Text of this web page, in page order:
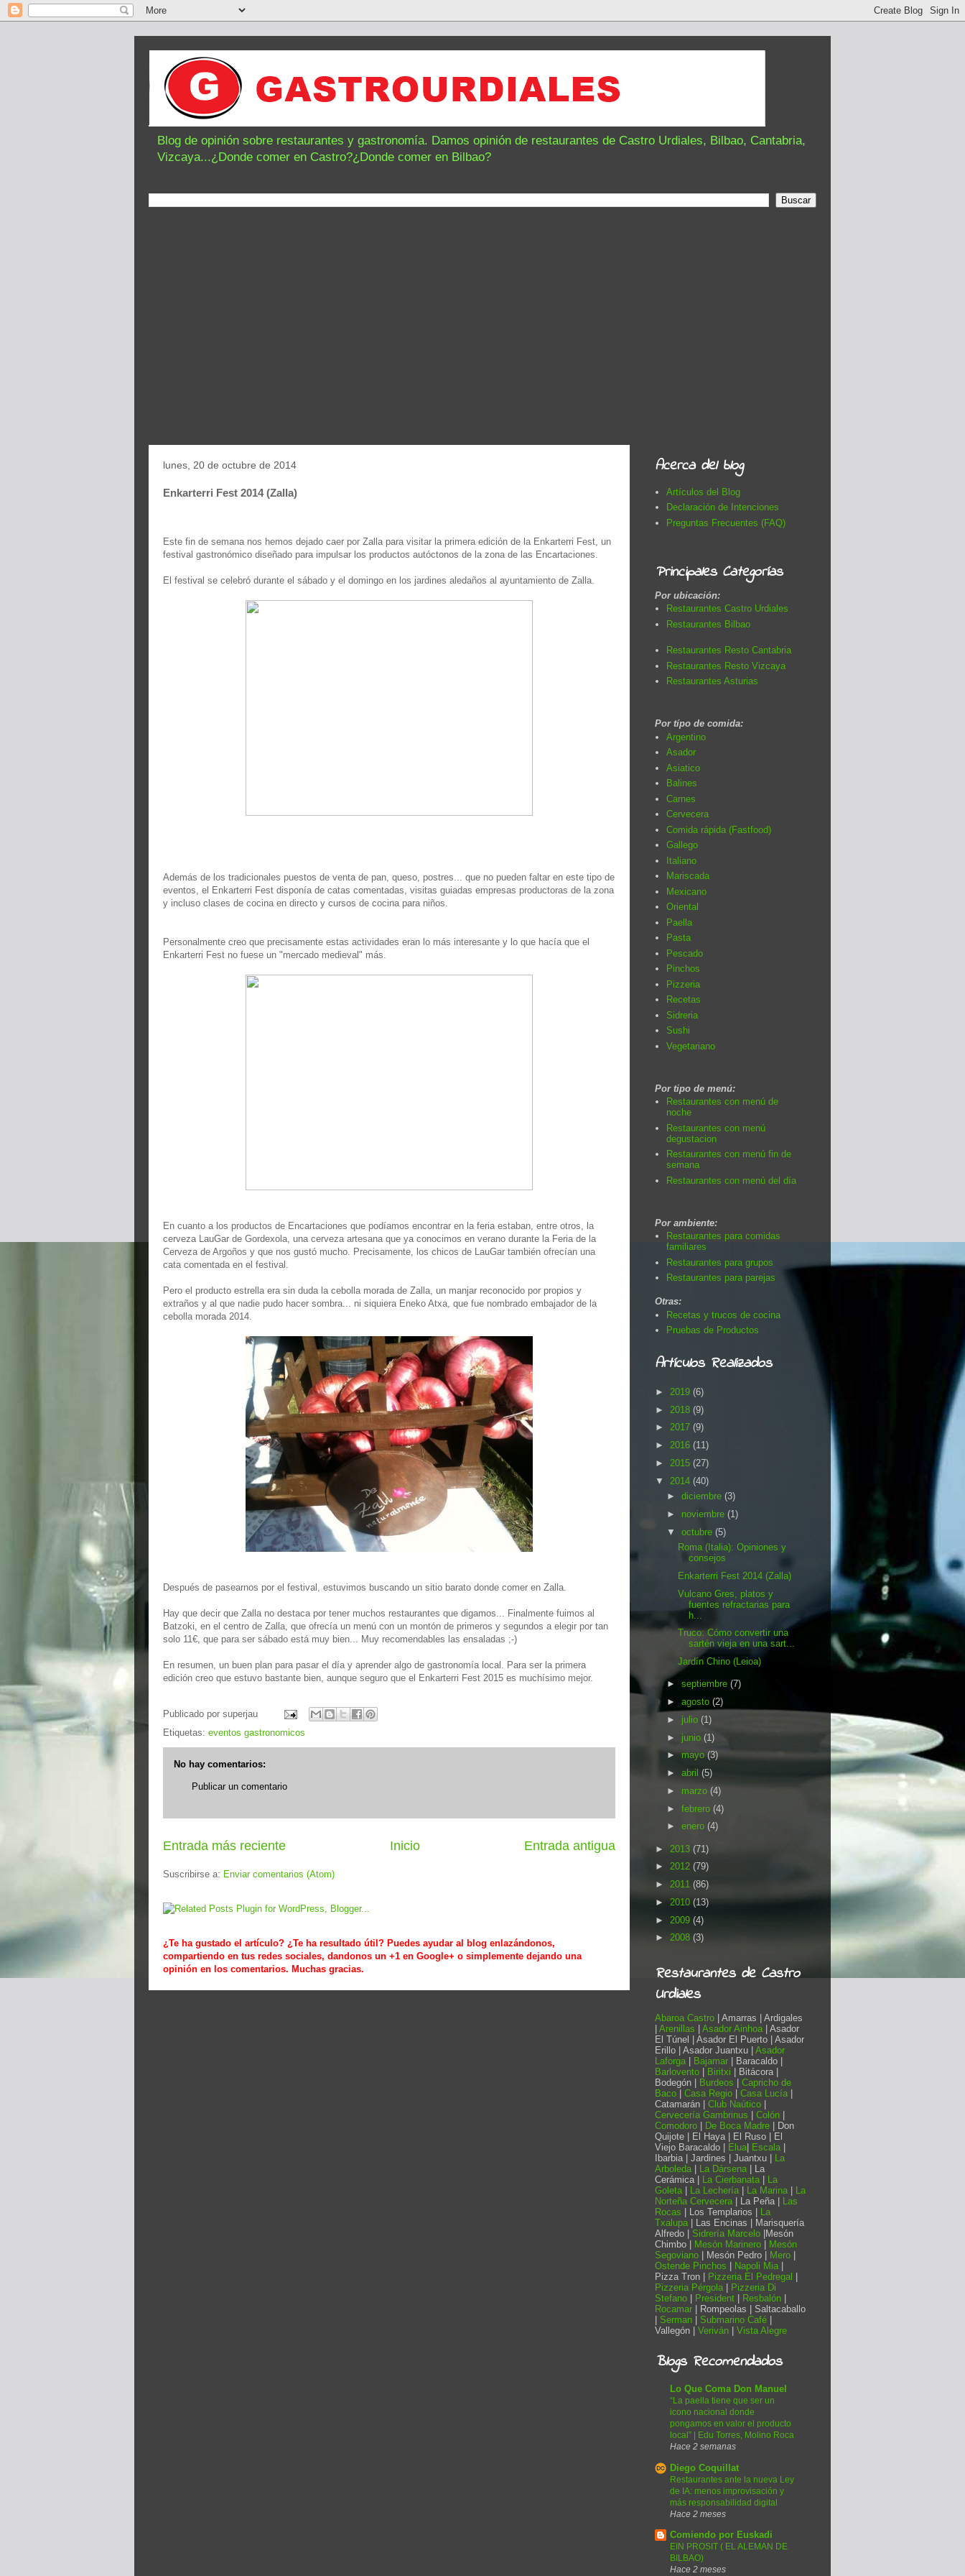
Blog de opinión sobre restaurantes y gastronomía. Damos opinión de restaurantes de Castro Urdiales, Bilbao, Cantabria,
Vizcaya...¿Donde comer en Castro?¿Donde comer en Bilbao?
lunes, 20 de octubre de 2014
Enkarterri Fest 2014 (Zalla)
Este fin de semana nos hemos dejado caer por Zalla para visitar la primera edición de la Enkarterri Fest, un
festival gastronómico diseñado para impulsar los productos autóctonos de la zona de las Encartaciones.
El festival se celebró durante el sábado y el domingo en los jardines aledaños al ayuntamiento de Zalla.
Además de los tradicionales puestos de venta de pan, queso, postres... que no pueden faltar en este tipo de
eventos, el Enkarterri Fest disponía de catas comentadas, visitas guiadas empresas productoras de la zona
y incluso clases de cocina en directo y cursos de cocina para niños.
Personalmente creo que precisamente estas actividades eran lo más interesante y lo que hacía que el
Enkarterri Fest no fuese un "mercado medieval" más.
En cuanto a los productos de Encartaciones que podíamos encontrar en la feria estaban, entre otros, la
cerveza LauGar de Gordexola, una cerveza artesana que ya conocimos en verano durante la Feria de la
Cerveza de Argoños y que nos gustó mucho. Precisamente, los chicos de LauGar también ofrecían una
cata comentada en el festival.
Pero el producto estrella era sin duda la cebolla morada de Zalla, un manjar reconocido por propios y
extraños y al que nadie pudo hacer sombra... ni siquiera Eneko Atxa, que fue nombrado embajador de la
cebolla morada 2014.
Después de pasearnos por el festival, estuvimos buscando un sitio barato donde comer en Zalla.
Hay que decir que Zalla no destaca por tener muchos restaurantes que digamos... Finalmente fuimos al
Batzoki, en el centro de Zalla, que ofrecía un menú con un montón de primeros y segundos a elegir por tan
solo 11€, que para ser sábado está muy bien... Muy recomendables las ensaladas ;-)
En resumen, un buen plan para pasar el día y aprender algo de gastronomía local. Para ser la primera
edición creo que estuvo bastante bien, aunque seguro que el Enkarterri Fest 2015 es muchísimo mejor.
Publicado por superjau
Etiquetas: eventos gastronomicos
No hay comentarios:
Publicar un comentario
Entrada más reciente Entrada antigua
Inicio
Suscribirse a: Enviar comentarios (Atom)
¿Te ha gustado el artículo? ¿Te ha resultado útil? Puedes ayudar al blog enlazándonos,
compartiendo en tus redes sociales, dandonos un +1 en Google+ o simplemente dejando una
opinión en los comentarios. Muchas gracias.
Acerca del blog
Artículos del Blog
Declaración de Intenciones
Preguntas Frecuentes (FAQ)
Principales Categorías
Por ubicación:
Restaurantes Castro Urdiales
Restaurantes Bilbao
Restaurantes Resto Cantabria
Restaurantes Resto Vizcaya
Restaurantes Asturias
Por típo de comida:
Argentino
Asador
Asiatico
Balines
Carnes
Cervecera
Comida rápida (Fastfood)
Gallego
Italiano
Mariscada
Mexicano
Oriental
Paella
Pasta
Pescado
Pinchos
Pizzeria
Recetas
Sidreria
Sushi
Vegetariano
Por tipo de menú:
Restaurantes con menú de
noche
Restaurantes con menú
degustacion
Restaurantes con menú fin de
semana
Restaurantes con menú del día
Por ambiente:
Restaurantes para comidas
familiares
Restaurantes para grupos
Restaurantes para parejas
Otras:
Recetas y trucos de cocina
Pruebas de Productos
Artículos Realizados
► 2019 (6)
► 2018 (9)
► 2017 (9)
► 2016 (11)
► 2015 (27)
▼ 2014 (40)
► diciembre (3)
► noviembre (1)
▼ octubre (5)
Roma (Italia): Opiniones y
consejos
Enkarterri Fest 2014 (Zalla)
Vulcano Gres, platos y
fuentes refractarias para
h...
Truco: Cómo convertir una
sartén vieja en una sart...
Jardín Chino (Leioa)
► septiembre (7)
► agosto (2)
► julio (1)
► junio (1)
►mayo(3)
► abril (5)
► marzo (4)
► febrero (4)
► enero (4)
► 2013 (71)
► 2012 (79)
► 2011 (86)
► 2010 (13)
► 2009 (4)
► 2008 (3)
Restaurantes de Castro
Urdiales
Abaroa Castro | Amarras | Ardigales
Arenillas Asador Ainhoa | Asador
El Túnel | Asador El Puerto | Asador
Erillo | Asador Juantxu |
Asador
Laforga
Bajamar
| Baracaldo |
Barlovento
Biritxi
| Bitácora |
Bodegón |
Burdeos
Capricho de
Baco
Casa Regio Casa Lucía
Catamarán | Club Naútico
Cervecería Gambrinus
Colón
Comodoro
De Boca Madre | Don
Quijote | El Haya | El Ruso | El
Viejo Baracaldo |
Elua Escala
Ibarbia | Jardines | Juantxu |
La
Arboleda
La Dársena | La
Cerámica |
La Cierbanata
La
Goleta
La Lechería La Marina
La
Norteña Cervecera | La Peña |
Las
Rocas | Los Templarios |
La
Txalupa | Las Encinas | Marisquería
Alfredo | Sidrería Marcelo |Mesón
Chimbo |
Mesón Marinero
Mesón
Segoviano | Mesón Pedro | Mero
Ostende Pinchos
Napoli Mia
Pizza Tron |
Pizzeria El Pedregal
Pizzeria Pérgola
Pizzeria Di
Stefano
President Resbalón
Rocamar
| Rompeolas | Saltacaballo
Serman Submarino Café
Vallegón | Veriván Vista Alegre
Blogs Recomendados
Lo Que Coma Don Manuel
“La paella tiene que ser un
icono nacional donde
pongamos en valor el producto
local” | Edu Torres, Molino Roca
Hace 2 semanas
Diego Coquillat
Restaurantes ante la nueva Ley
de IA: menos improvisación y
más responsabilidad digital
Hace 2 meses
Comiendo por Euskadi
EIN PROSIT ( EL ALEMAN DE
BILBAO)
Hace 2 meses